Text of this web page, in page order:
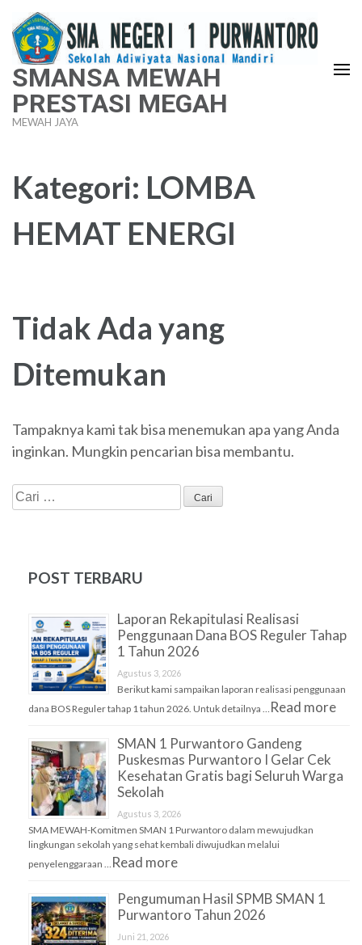
Lompat
ke
konten
(Tekan
Enter)
SMANSA MEWAH
PRESTASI MEGAH
MEWAH JAYA
Kategori: LOMBA
HEMAT ENERGI
Tidak Ada yang
Ditemukan
Tampaknya kami tak bisa menemukan apa yang Anda
inginkan. Mungkin pencarian bisa membantu.
Cari
untuk:
POST TERBARU
Laporan Rekapitulasi Realisasi
Penggunaan Dana BOS Reguler Tahap
1 Tahun 2026
Agustus 3, 2026
Berikut kami sampaikan laporan realisasi penggunaan
dana BOS Reguler tahap 1 tahun 2026. Untuk detailnya …
Read more
SMAN 1 Purwantoro Gandeng
Puskesmas Purwantoro I Gelar Cek
Kesehatan Gratis bagi Seluruh Warga
Sekolah
Agustus 3, 2026
SMA MEWAH-Komitmen SMAN 1 Purwantoro dalam mewujudkan
lingkungan sekolah yang sehat kembali diwujudkan melalui
penyelenggaraan …
Read more
Pengumuman Hasil SPMB SMAN 1
Purwantoro Tahun 2026
Juni 21, 2026